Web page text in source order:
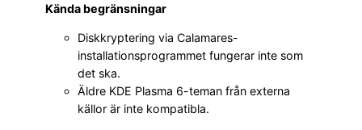
Kända begränsningar
Diskkryptering via Calamares-
installationsprogrammet fungerar inte som
det ska.
Äldre KDE Plasma 6-teman från externa
källor är inte kompatibla.